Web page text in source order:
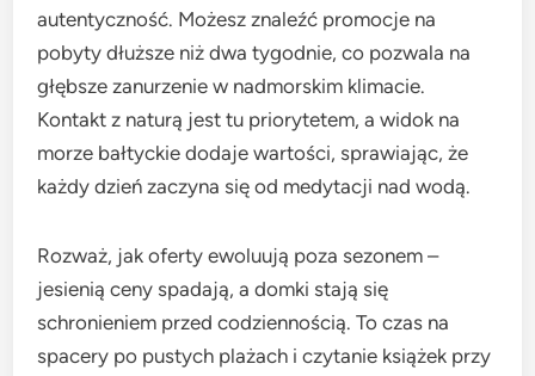
autentyczność. Możesz znaleźć promocje na
pobyty dłuższe niż dwa tygodnie, co pozwala na
głębsze zanurzenie w nadmorskim klimacie.
Kontakt z naturą jest tu priorytetem, a widok na
morze bałtyckie dodaje wartości, sprawiając, że
każdy dzień zaczyna się od medytacji nad wodą.
Rozważ, jak oferty ewoluują poza sezonem –
jesienią ceny spadają, a domki stają się
schronieniem przed codziennością. To czas na
spacery po pustych plażach i czytanie książek przy